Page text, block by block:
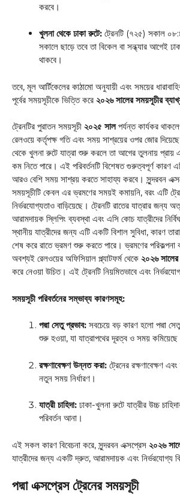
করবে।
খুলনা থেকে ঢাকা রুটে: ট্রেনটি (৭২৫) সকাল
সকালে ছাড়ে তবে তা বিকেল বা সন্ধ্যার আগেই
থাকবে।
তবে, মূল আর্টিকেলের কাঠামো অনুযায়ী এবং সময়ের
পূর্বের সময়সূচীকে ভিত্তি করে ২০২৬ সালের সময়সূচীর
ট্রেনটির পুরাতন সময়সূচী ২০২৫ সালপর্যন্ত কার্যকর
রেলওয়ে কর্তৃপক্ষ গতি এবং সময় সাশ্রয়ের ওপর জোর
থেকে খুলনা রুটে যাত্রা শুরু করলে তা আগের তুলনায় প্রায়
কম নিতে পারে। এই পরিবর্তনটি বিশেষত গুরুত্বপূর্ণ কারণ
আরও বেশি সময় সাশ্রয় করতে সাহায্য করবে। সুন্দরবন
সময়সূচীটি কেবল এর ভ্রমণের সময়ই কমায়নি, বরং এটি
নির্ভরযোগ্যতাও বাড়িয়েছে। ট্রেনটি রাতের যাত্রার
আরামদায়ক স্লিপিং ব্যবস্থা এবং এসি কোচ যাত্রীদের
স্থানীয় যাত্রীদের জন্য এটি একটি বিশাল সুবিধা, কারণ
শেষ করে রাতে ভ্রমণ শুরু করতে পারে। ভ্রমণের পরিকল্পনা
অবশ্যই রেলওয়ের অফিসিয়াল প্ল্যাটফর্ম থেকে ২০২৬ সালের
করে নেওয়া উচিত। এই ট্রেনটি নিয়মিতভাবে এবং
সময়সূচী পরিবর্তনের সম্ভাব্য কারণসমূহ:
পদ্মা সেতু প্রভাব: সবচেয়ে বড় কারণ হলো পদ্মা
শুরু হওয়া, যা যাত্রাপথের দূরত্ব ও সময়
রক্ষণাবেক্ষণ উন্নত করা: ট্রেনের রক্ষণাবেক্ষণ
নতুন সময় নির্ধারণ।
যাত্রী চাহিদা: ঢাকা-খুলনা রুটে যাত্রীর উচ্চ
পরিবর্তন আনা।
এই সকল কারণ বিবেচনা করে, সুন্দরবন এক্সপ্রেস ২০২৬
যাত্রীদের জন্য একটি দ্রুত, আরামদায়ক এবং নির্ভরযোগ্য
পদ্মা এক্সপ্রেস ট্রেনের সময়সূচী